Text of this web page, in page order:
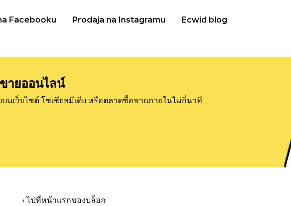
Facebooku Prodaja na Instagramu Ecwid blog
ายออนไลน์
นเว็บไซต์ โซเชียลมีเดีย หรือตลาดซื้อขายภายในไม่กี่นาที
‹ ไปที่หน้าแรกของบล็อก